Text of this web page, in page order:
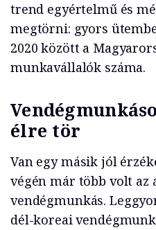
trend egyértelmű és
megtörni: gyors
2020 között a
munkavállalók száma.
élre tör
Van egy másik jól
végén már több volt az
vendégmunkás.
dél-koreai